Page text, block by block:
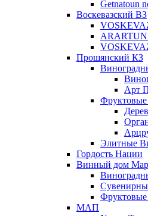
Getnatoun
Воскевазский ВЗ
Прошянский КЗ
Арт
Фруктовые
Элитные
Гордость Нации
Винный дом
МАП